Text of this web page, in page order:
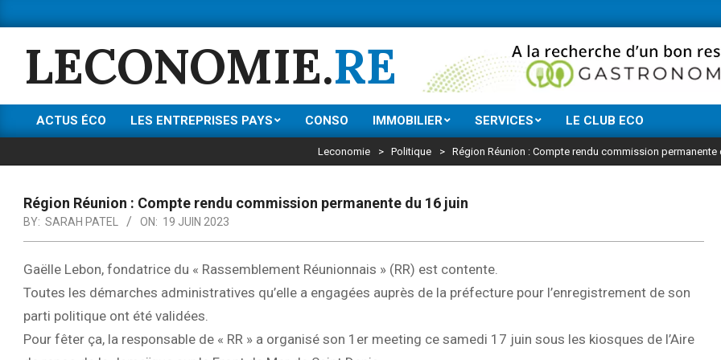
to
content
Ne manquez
LECONOMIE.RE
Primary
Menu
ACTUS ÉCO LES ENTREPRISES PAYS CONSO IMMOBILIER SERVICES LE CLUB ECO
Leconomie > Politique > Région Réunion : Compte rendu commission permanente
Région Réunion : Compte rendu commission permanente du 16 juin
BY: SARAH PATEL ON: 19 JUIN 2023
Gaëlle Lebon, fondatrice du « Rassemblement Réunionnais » (RR) est contente.
Toutes les démarches administratives qu’elle a engagées auprès de la préfecture pour l’enregistrement de son
parti politique ont été validées.
Pour fêter ça, la responsable de « RR » a organisé son 1er meeting ce samedi 17 juin sous les kiosques de l’Aire